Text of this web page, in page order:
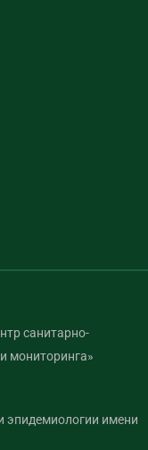
санитарно-
мониторинга»
эпидемиологии имени